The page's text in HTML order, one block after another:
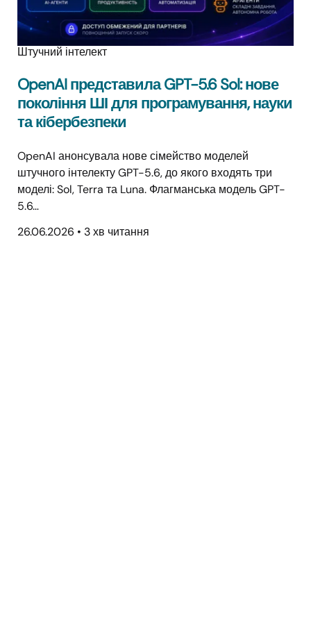
Штучний інтелект
OpenAI представила GPT-5.6 Sol: нове
покоління ШІ для програмування, науки
та кібербезпеки
OpenAI анонсувала нове сімейство моделей
штучного інтелекту GPT-5.6, до якого входять три
моделі: Sol, Terra та Luna. Флагманська модель GPT-
5.6…
26.06.2026 • 3 хв читання